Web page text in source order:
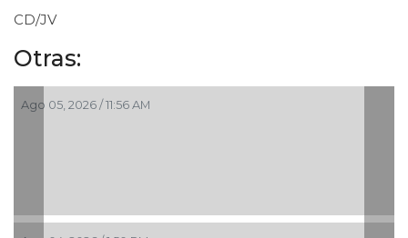
CD/JV
Otras:
Ago 05, 2026 / 11:56 AM